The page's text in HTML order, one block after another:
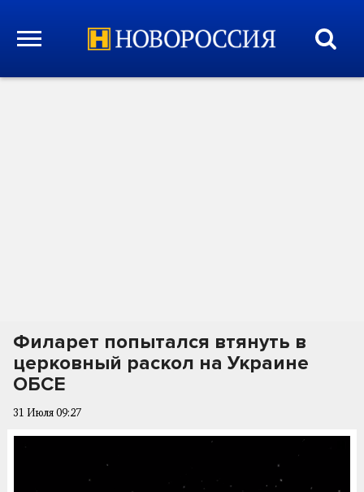
Филарет попытался втянуть в
церковный раскол на Украине
ОБСЕ
31 Июля 09:27